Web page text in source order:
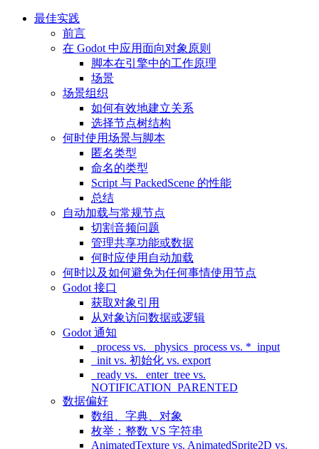
最佳实践
前言
在 Godot 中应用面向对象原则
脚本在引擎中的工作原理
场景
场景组织
如何有效地建立关系
选择节点树结构
何时使用场景与脚本
匿名类型
命名的类型
Script 与 PackedScene 的性能
总结
自动加载与常规节点
切割音频问题
管理共享功能或数据
何时应使用自动加载
何时以及如何避免为任何事情使用节点
Godot 接口
获取对象引用
从对象访问数据或逻辑
Godot 通知
_process vs. _physics_process vs. *_input
_init vs. 初始化 vs. export
_ready vs. _enter_tree vs.
NOTIFICATION_PARENTED
数据偏好
数组、字典、对象
枚举：整数 VS 字符串
AnimatedTexture vs. AnimatedSprite2D vs.